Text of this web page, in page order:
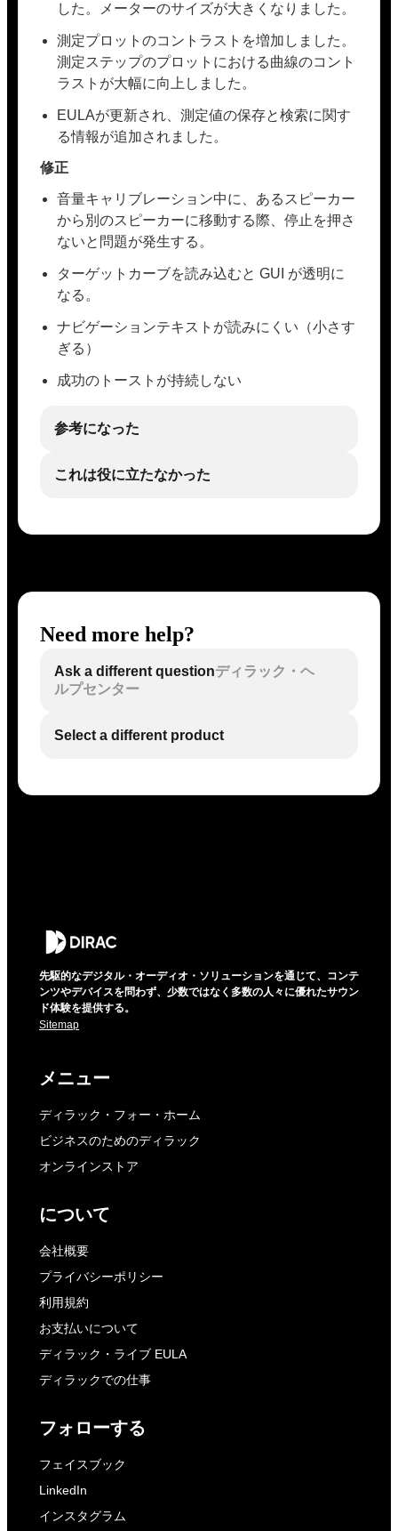
した。メーターのサイズが大きくなりました。
測定プロットのコントラストを増加しました。
測定ステップのプロットにおける曲線のコント
ラストが大幅に向上しました。
EULAが更新され、測定値の保存と検索に関す
る情報が追加されました。
修正
音量キャリブレーション中に、あるスピーカー
から別のスピーカーに移動する際、停止を押さ
ないと問題が発生する。
ターゲットカーブを読み込むと GUI が透明に
なる。
ナビゲーションテキストが読みにくい（小さす
ぎる）
成功のトーストが持続しない
参考になった
これは役に立たなかった
Need more help?
Ask a different questionディラック・ヘ
ルプセンター
Select a different product
先駆的なデジタル・オーディオ・ソリューションを通じて、コンテ
ンツやデバイスを問わず、少数ではなく多数の人々に優れたサウン
ド体験を提供する。
Sitemap
メニュー
ディラック・フォー・ホーム
ビジネスのためのディラック
オンラインストア
について
会社概要
プライバシーポリシー
利用規約
お支払いについて
ディラック・ライブ EULA
ディラックでの仕事
フォローする
フェイスブック
LinkedIn
インスタグラム